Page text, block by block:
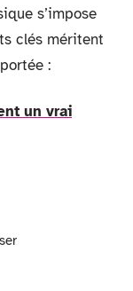
s’impose
clés méritent
:
un vrai